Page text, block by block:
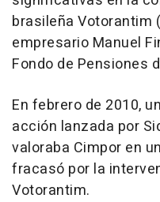
brasileña Votorantim
empresario Manuel
Fondo de Pensiones
En febrero de 2010,
acción lanzada por
valoraba Cimpor en
fracasó por la
Votorantim.